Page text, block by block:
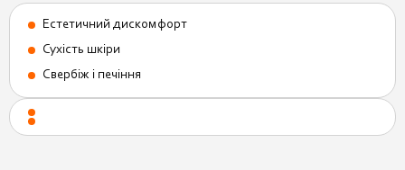
Естетичний дискомфорт
Сухість шкіри
Свербіж і печіння